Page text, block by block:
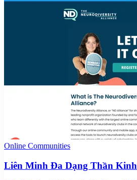
Online Communities
Liên Minh Đa Dạng Thần Kinh